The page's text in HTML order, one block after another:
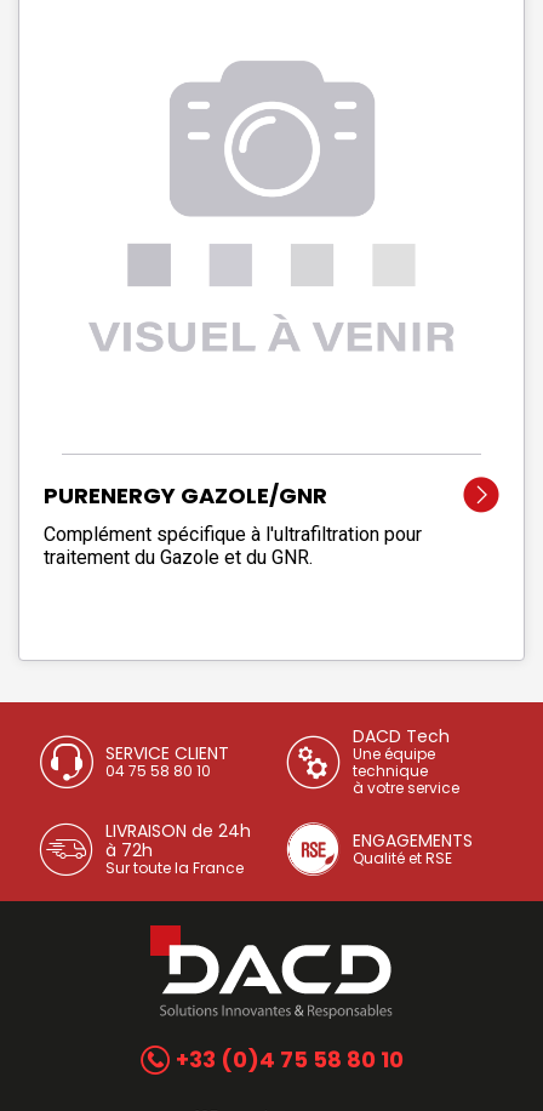
PURENERGY GAZOLE/GNR
Complément spécifique à l'ultrafiltration pour
traitement du Gazole et du GNR.
SERVICE CLIENT
04 75 58 80 10
DACD Tech
Une équipe
technique
à votre service
LIVRAISON de 24h
à 72h
Sur toute la France
ENGAGEMENTS
Qualité et RSE
+33 (0)4 75 58 80 10